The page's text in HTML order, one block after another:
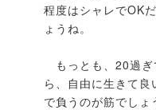
程度はシャレでOK
ょうね。
もっとも、20過ぎ
ら、自由に生きて
で負うのが筋でしょ